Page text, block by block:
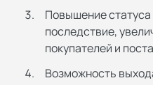
Повышение статуса
последствие,
покупателей и
Возможность